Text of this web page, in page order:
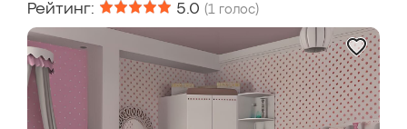
Рейтинг: 5.0 (1 голос)